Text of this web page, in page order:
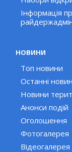
Інформація
НОВИНИ
Топ новини
Останні
Новини
Анонси подій
Оголошення
Фотогалерея
Відеогалерея